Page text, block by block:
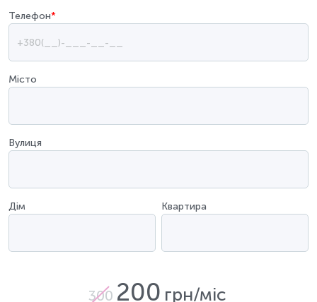
Телефон*
Місто
Вулиця
Дім Квартира
300 200 грн/міс